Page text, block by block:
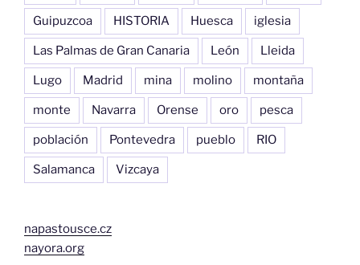
Guipuzcoa HISTORIA Huesca iglesia
Las Palmas de Gran Canaria León Lleida
Lugo Madrid mina molino montaña
monte Navarra Orense oro pesca
población Pontevedra pueblo RIO
Salamanca Vizcaya
napastousce.cz
nayora.org